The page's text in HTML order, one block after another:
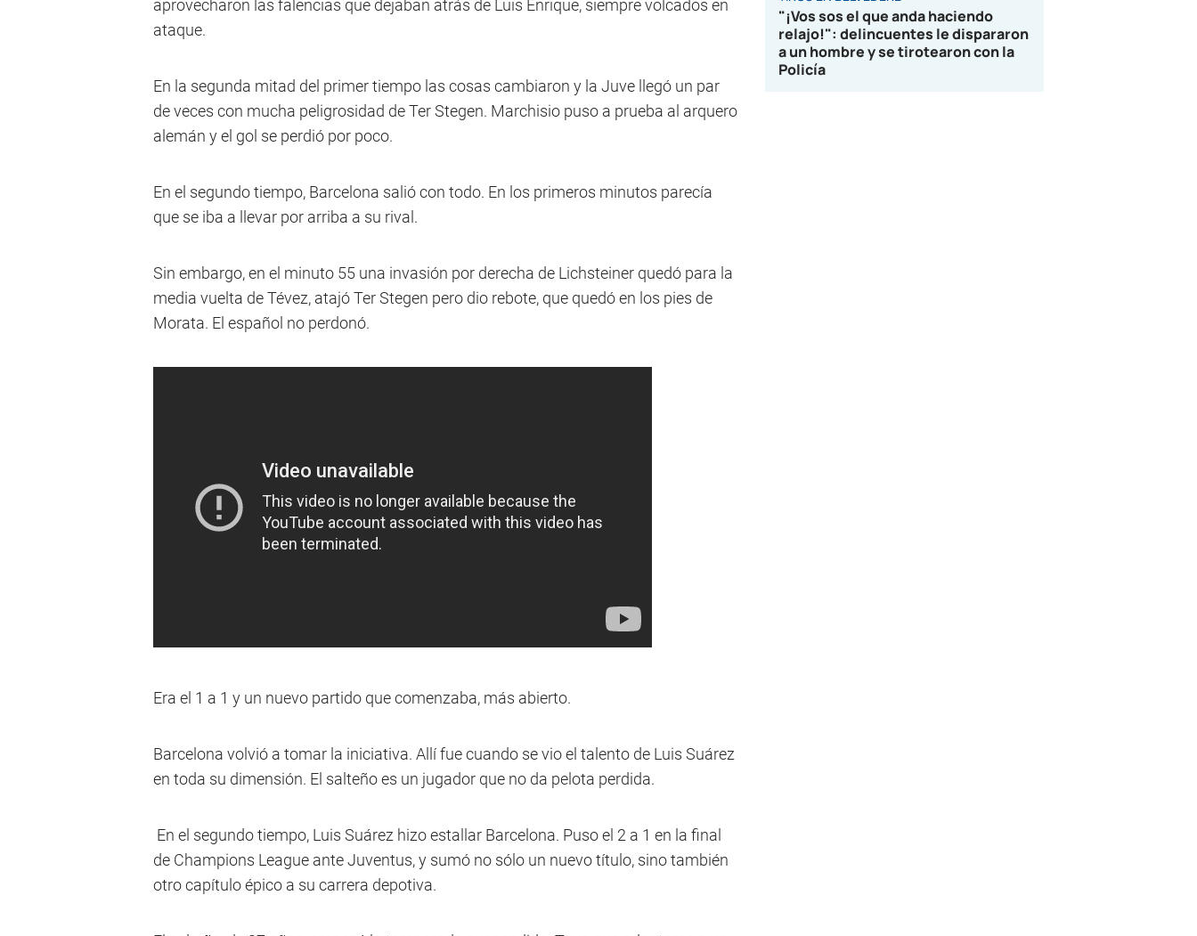
aprovecharon las falencias que dejaban atrás de Luis Enrique, siempre volcados en
ataque.
En la segunda mitad del primer tiempo las cosas cambiaron y la Juve llegó un par
de veces con mucha peligrosidad de Ter Stegen. Marchisio puso a prueba al arquero
alemán y el gol se perdió por poco.
En el segundo tiempo, Barcelona salió con todo. En los primeros minutos parecía
que se iba a llevar por arriba a su rival.
Sin embargo, en el minuto 55 una invasión por derecha de Lichsteiner quedó para la
media vuelta de Tévez, atajó Ter Stegen pero dio rebote, que quedó en los pies de
Morata. El español no perdonó.
Era el 1 a 1 y un nuevo partido que comenzaba, más abierto.
Barcelona volvió a tomar la iniciativa. Allí fue cuando se vio el talento de Luis Suárez
en toda su dimensión. El salteño es un jugador que no da pelota perdida.
En el segundo tiempo, Luis Suárez hizo estallar Barcelona. Puso el 2 a 1 en la final
de Champions League ante Juventus, y sumó no sólo un nuevo título, sino también
otro capítulo épico a su carrera depotiva.
"¡Vos sos el que anda haciendo
relajo!": delincuentes le dispararon
a un hombre y se tirotearon con la
Policía